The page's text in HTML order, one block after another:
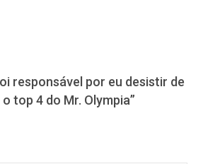
responsável por eu desistir de
top 4 do Mr. Olympia”